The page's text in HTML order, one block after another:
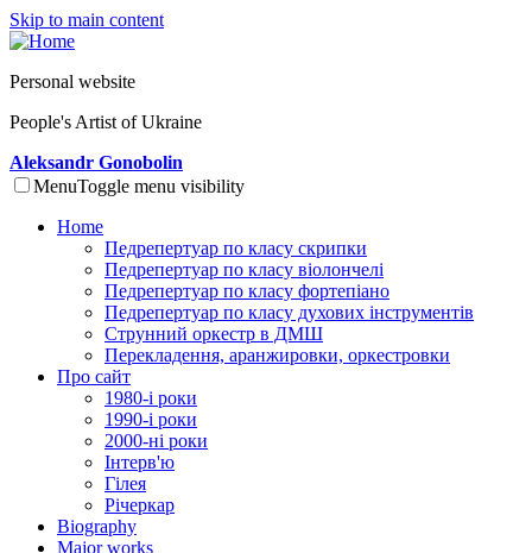
Skip to main content
Personal website
People's Artist of Ukraine
Aleksandr Gonobolin
MenuToggle menu visibility
Home
Педрепертуар по класу скрипки
Педрепертуар по класу віолончелі
Педрепертуар по класу фортепіано
Педрепертуар по класу духових інструментів
Струнний оркестр в ДМШ
Перекладення, аранжировки, оркестровки
Про сайт
1980-і роки
1990-і роки
2000-ні роки
Інтерв'ю
Гілея
Річеркар
Biography
Major works